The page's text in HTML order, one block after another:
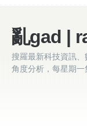
亂gad |
搜羅最新科技資訊
角度分析，每星期